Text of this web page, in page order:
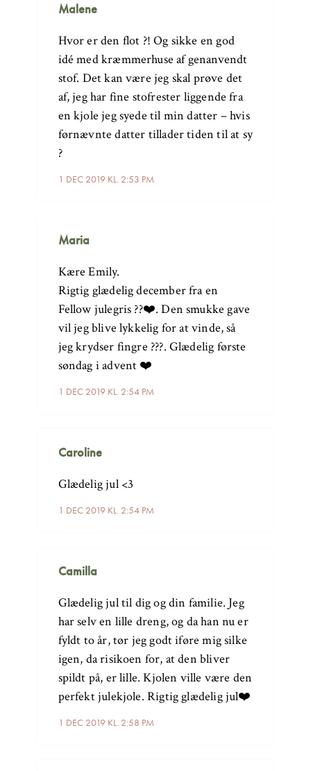
Malene
1 DEC 2019 KL. 2:53 PM
Hvor er den flot ?! Og sikke en god
idé med kræmmerhuse af genanvendt
stof. Det kan være jeg skal prøve det
af, jeg har fine stofrester liggende fra
en kjole jeg syede til min datter – hvis
førnævnte datter tillader tiden til at sy
?
Maria
1 DEC 2019 KL. 2:54 PM
Kære Emily.
Rigtig glædelig december fra en
Fellow julegris ??❤️. Den smukke gave
vil jeg blive lykkelig for at vinde, så
jeg krydser fingre ???. Glædelig første
søndag i advent ❤️
Caroline
1 DEC 2019 KL. 2:54 PM
Glædelig jul <3
Camilla
1 DEC 2019 KL. 2:58 PM
Glædelig jul til dig og din familie. Jeg
har selv en lille dreng, og da han nu er
fyldt to år, tør jeg godt iføre mig silke
igen, da risikoen for, at den bliver
spildt på, er lille. Kjolen ville være den
perfekt julekjole. Rigtig glædelig jul❤️